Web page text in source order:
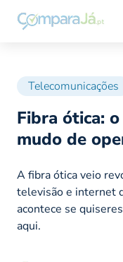
Telecomunicações
Fibra ótica:
mudo de
A fibra ótica veio
televisão e internet
acontece se
aqui.